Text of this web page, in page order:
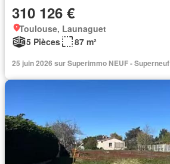
310 126 €
Toulouse, Launaguet
5 Pièces
87 m²
25 juin 2026 sur Superimmo NEUF - Superneuf